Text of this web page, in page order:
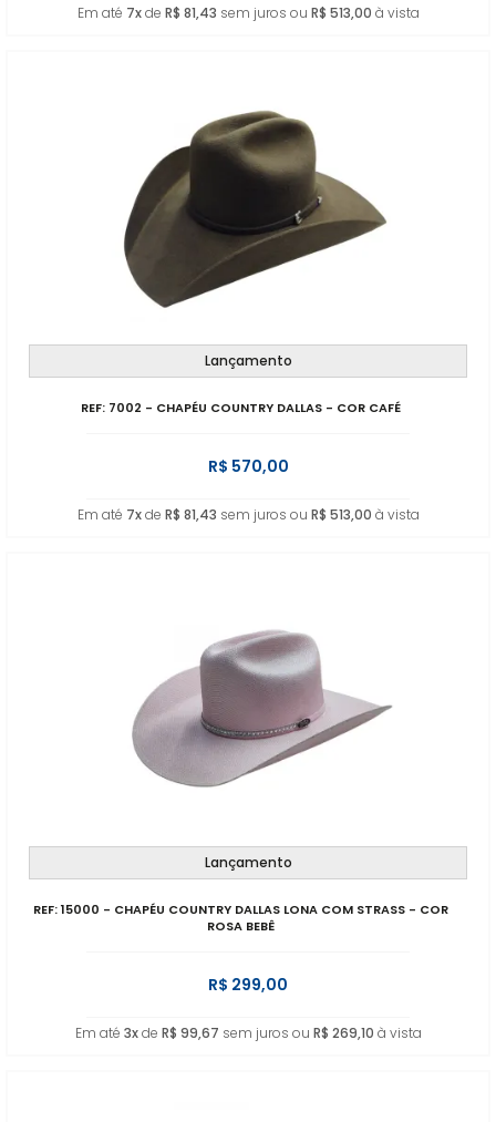
Em até 7xde R$ 81,43 sem juros ou R$ 513,00 à vista
Lançamento
REF: 7002 - CHAPÉU COUNTRY DALLAS - COR CAFÉ
R$ 570,00
Em até 7xde R$ 81,43 sem juros ou R$ 513,00 à vista
Lançamento
REF: 15000 - CHAPÉU COUNTRY DALLAS LONA COM STRASS - COR
ROSA BEBÊ
R$ 299,00
Em até 3xde R$ 99,67 sem juros ou R$ 269,10 à vista